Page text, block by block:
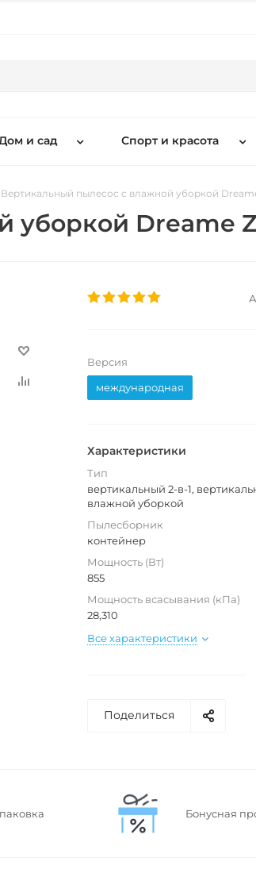
и сад Спорт и красота
Вертикальный пылесос с влажной уборкой
уборкой Dreame
Версия
международная
Характеристики
Тип
вертикальный 2-в-1,
влажной уборкой
Пылесборник
контейнер
Мощность (Вт)
855
Мощность всасывания (кПа)
28,310
Все характеристики
Поделиться
Бонусная